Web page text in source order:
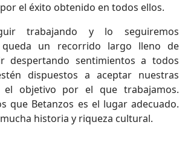
el éxito obtenido en todos ellos.
trabajando y lo seguiremos
queda un recorrido largo lleno de
despertando sentimientos a todos
dispuestos a aceptar nuestras
el objetivo por el que trabajamos.
que Betanzos es el lugar adecuado.
historia y riqueza cultural.